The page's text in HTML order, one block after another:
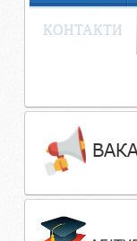
КОНТАКТИ